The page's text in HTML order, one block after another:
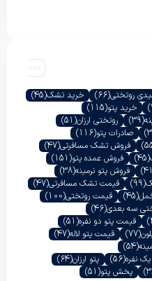
روتختی(66) خرید تشک(45)
خرید پتو(115)
(39) روتختی ارزان(51)
صادرات پتو(116)
فروش تشک مسافرتی(47)
(45) فروش عمده پتو(151)
فروش پتو نرمینه(38)
(99) قیمت تشک مسافرتی(47)
(45) قیمت روتختی(100)
سه بعدی(46)
قیمت پتو دو نفره(51)
(77) قیمت پتو لاله(47)
(54)
نفره(56) پتو ارزان(64)
پخش پتو(51)